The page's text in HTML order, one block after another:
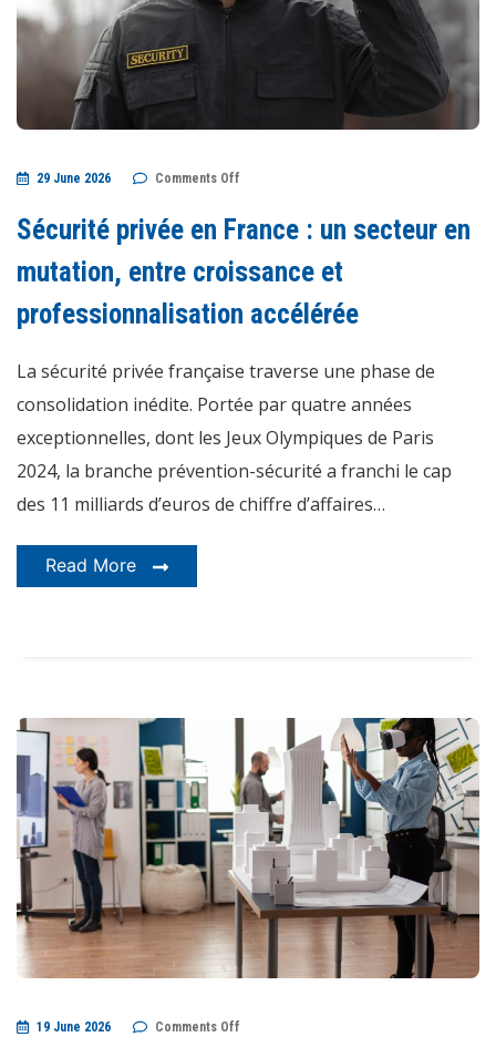
29 June 2026 Comments Off
France
un
secteur
mutation,
entre
professionnalisation
Sécurité privée en France : un secteur en
mutation, entre croissance et
professionnalisation accélérée
La sécurité privée française traverse une phase de
consolidation inédite. Portée par quatre années
exceptionnelles, dont les Jeux Olympiques de Paris
2024, la branche prévention-sécurité a franchi le cap
des 11 milliards d’euros de chiffre d’affaires…
Read More
19 June 2026 Comments Off